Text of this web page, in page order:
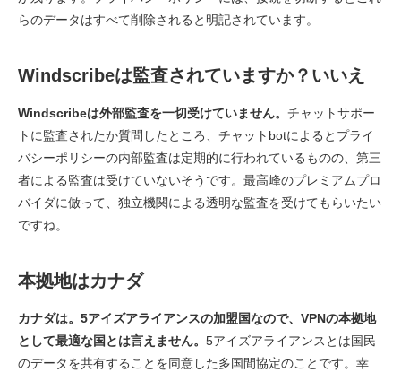
らのデータはすべて削除されると明記されています。
Windscribeは監査されていますか？いいえ
Windscribeは外部監査を一切受けていません。 チャットサポー
トに監査されたか質問したところ、チャットbotによるとプライ
バシーポリシーの内部監査は定期的に行われているものの、第三
者による監査は受けていないそうです。最高峰のプレミアムプロ
バイダに倣って、独立機関による透明な監査を受けてもらいたい
ですね。
本拠地はカナダ
カナダは。5アイズアライアンスの加盟国なので、VPNの本拠地
として最適な国とは言えません。 5アイズアライアンスとは国民
のデータを共有することを同意した多国間協定のことです。幸